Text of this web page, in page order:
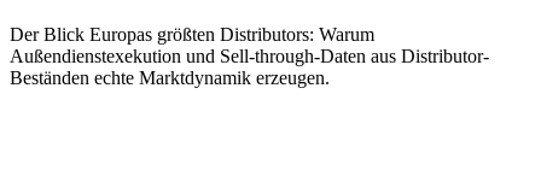
Der Blick Europas größten Distributors: Warum
Außendienstexekution und Sell-through-Daten aus Distributor-
Beständen echte Marktdynamik erzeugen.